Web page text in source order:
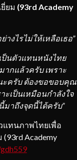
ยม (93rd Academy
างไรไม่ให้เหลือเธอ”
ป็นตัวแทนหนังไทย
ากแล้วครับเพราะ
ะครับต้องขอขอบคุณ
ะเป็นเหมือนกำลังใจ
มาถึงจุดนี้ได้ครับ”
แทนภาพไทยเพื่อ
Academy